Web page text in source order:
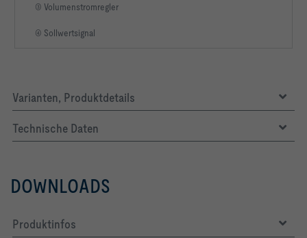
③ Volumenstromregler
④ Sollwertsignal
Varianten, Produktdetails
Technische Daten
DOWNLOADS
Produktinfos